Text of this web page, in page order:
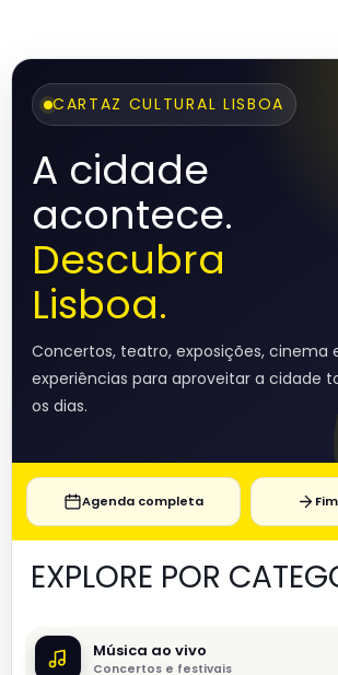
CARTAZ CULTURAL LISBOA
A cidade
acontece.
Descubra
Lisboa.
Concertos, teatro, exposições, cinema
experiências para aproveitar a cidade
os dias.
Agenda completa
EXPLORE POR
Música ao vivo
Concertos e festivais